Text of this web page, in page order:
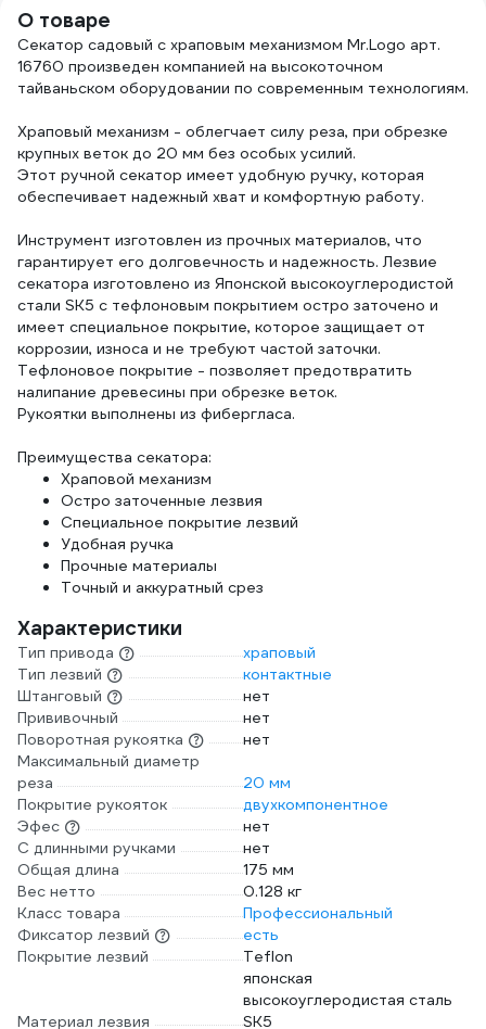
О товаре
Секатор садовый с храповым механизмом Mr.Logo арт.
16760 произведен компанией на высокоточном
тайваньском оборудовании по современным технологиям.
Храповый механизм - облегчает силу реза, при обрезке
крупных веток до 20 мм без особых усилий.
Этот ручной секатор имеет удобную ручку, которая
обеспечивает надежный хват и комфортную работу.
Инструмент изготовлен из прочных материалов, что
гарантирует его долговечность и надежность. Лезвие
секатора изготовлено из Японской высокоуглеродистой
стали SK5 с тефлоновым покрытием остро заточено и
имеет специальное покрытие, которое защищает от
коррозии, износа и не требуют частой заточки.
Тефлоновое покрытие - позволяет предотвратить
налипание древесины при обрезке веток.
Рукоятки выполнены из фибергласа.
Преимущества секатора:
Храповой механизм
Остро заточенные лезвия
Специальное покрытие лезвий
Удобная ручка
Прочные материалы
Точный и аккуратный срез
Характеристики
Тип привода
храповый
Тип лезвий
контактные
Штанговый
нет
Прививочный
нет
Поворотная рукоятка
нет
Максимальный диаметр
реза
20 мм
Покрытие рукояток
двухкомпонентное
Эфес
нет
С длинными ручками
нет
Общая длина
175 мм
Вес нетто
0.128 кг
Класс товара
Профессиональный
Фиксатор лезвий
есть
Покрытие лезвий
Teflon
Материал лезвия
японская
высокоуглеродистая сталь
SK5